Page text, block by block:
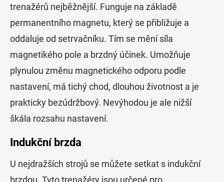
trenažérů nejběžnější. Funguje na základě
permanentního magnetu, který se přibližuje a
oddaluje od setrvačníku. Tím se mění síla
magnetikého pole a brzdný účinek. Umožňuje
plynulou změnu magnetického odporu podle
nastavení, má tichý chod, dlouhou životnost a je
prakticky bezúdržbový. Nevýhodou je ale nižší
škála rozsahu nastavení.
Indukční brzda
U nejdražších strojů se můžete setkat s indukční
brzdou. Tyto trenažéry jsou určené pro